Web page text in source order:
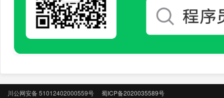
川公网安备 51012402000559号 蜀ICP备2020035589号